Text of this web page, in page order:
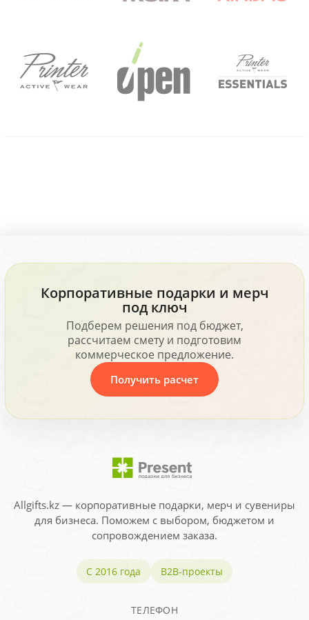
Корпоративные подарки и мерч
под ключ
Подберем решения под бюджет,
рассчитаем смету и подготовим
коммерческое предложение.
Получить расчет
Allgifts.kz — корпоративные подарки, мерч и сувениры
для бизнеса. Поможем с выбором, бюджетом и
сопровождением заказа.
С 2016 года B2B-проекты
ТЕЛЕФОН